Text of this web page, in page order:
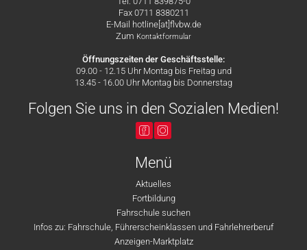
Fax 0711 8380211
E-Mail hotline[at]flvbw.de
Zum Kontaktformular
Öffnungszeiten der Geschäftsstelle:
09.00 - 12.15 Uhr Montag bis Freitag und
13.45 - 16.00 Uhr Montag bis Donnerstag
Folgen Sie uns in den Sozialen Medien!
Menü
Aktuelles
Fortbildung
Fahrschule suchen
Infos zu: Fahrschule, Führerscheinklassen und Fahrlehrerberuf
Anzeigen-Marktplatz